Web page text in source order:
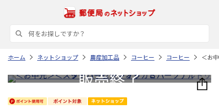
ホーム ネットショップ 農産加工品 コーヒー コーヒー ＜お